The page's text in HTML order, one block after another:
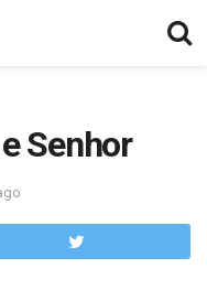
Senhor